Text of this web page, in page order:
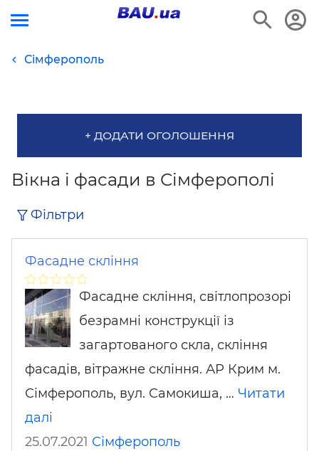
Сімферополь
+ ДОДАТИ ОГОЛОШЕННЯ
Вікна і фасади в Сімферополі
Фільтри
Фасадне скління
Фасадне скління, світлопрозорі
безрамні конструкції із
загартованого скла, скління
фасадів, вітражне скління. АР Крим м.
Сімферополь, вул. Самокиша, … Читати
далі
25.07.2021 Сімферополь